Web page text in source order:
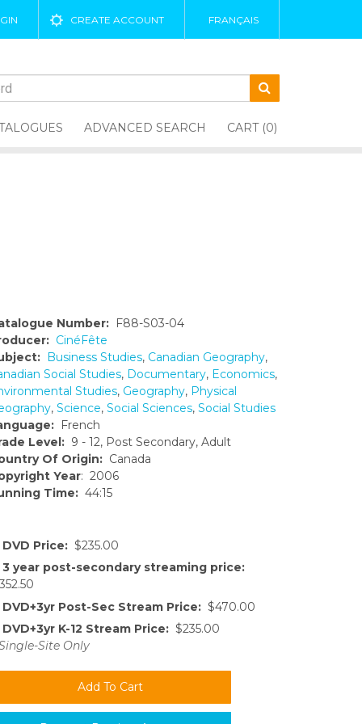
CREATE ACCOUNT FRANÇAIS
ADVANCED SEARCH CART (0)
Number: F88-S03-04
CinéFête
Business Studies, Canadian Geography,
Social Studies, Documentary, Economics,
Studies, Geography, Physical
, Science, Social Sciences, Social Studies
French
Level: 9 - 12, Post Secondary, Adult
Of Origin: Canada
Year: 2006
Time: 44:15
DVD Price: $235.00
3 year post-secondary streaming price:
DVD+3yr Post-Sec Stream Price: $470.00
DVD+3yr K-12 Stream Price: $235.00
Site Only